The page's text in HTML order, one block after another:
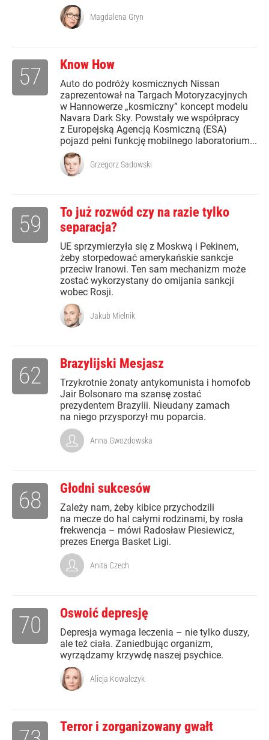
Magdalena Gryn
Know How
Auto do podróży kosmicznych Nissan
zaprezentował na Targach Motoryzacyjnych
w Hannowerze „kosmiczny” koncept modelu
Navara Dark Sky. Powstały we współpracy
z Europejską Agencją Kosmiczną (ESA)
pojazd pełni funkcję mobilnego laboratorium...
57
Grzegorz Sadowski
To już rozwód czy na razie tylko
separacja?
UE sprzymierzyła się z Moskwą i Pekinem,
żeby storpedować amerykańskie sankcje
przeciw Iranowi. Ten sam mechanizm może
zostać wykorzystany do omijania sankcji
wobec Rosji.
59
Jakub Mielnik
Brazylijski Mesjasz
Trzykrotnie żonaty antykomunista i homofob
Jair Bolsonaro ma szansę zostać
prezydentem Brazylii. Nieudany zamach
na niego przysporzył mu poparcia.
62
Anna Gwozdowska
Głodni sukcesów
Zależy nam, żeby kibice przychodzili
na mecze do hal całymi rodzinami, by rosła
frekwencja – mówi Radosław Piesiewicz,
prezes Energa Basket Ligi.
68
Anita Czech
Oswoić depresję
Depresja wymaga leczenia – nie tylko duszy,
ale też ciała. Zaniedbując organizm,
wyrządzamy krzywdę naszej psychice.
70
Alicja Kowalczyk
Terror i zorganizowany gwałt